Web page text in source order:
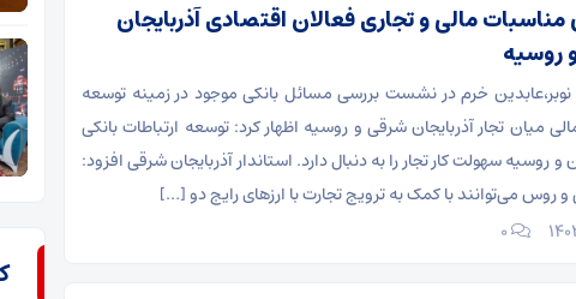
مالی و تجاری فعالان اقتصادی آذربایجان
روسیه
خرم در نشست بررسی مسائل بانکی موجود در زمینه توسعه
میان تجار آذربایجان شرقی و روسیه اظهار کرد: توسعه ارتباطات بانکی
و روسیه سهولت کار تجار را به دنبال دارد. استاندار آذربایجان شرقی افزود:
و روس می‌توانند با کمک به ترویج تجارت با ارزهای رایج دو […]
۰